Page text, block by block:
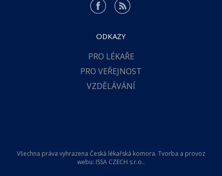
ODKAZY
PRO LÉKAŘE
PRO VEŘEJNOST
VZDĚLÁVÁNÍ
Všechna práva vyhrazena Česká lékařská komora. Tvorba a provoz
webu: ISSA CZECH s.r.o..